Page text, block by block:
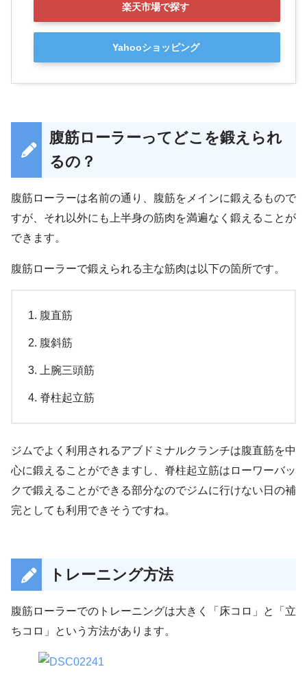
楽天市場で探す
Yahooショッピング
腹筋ローラーってどこを鍛えられ
るの？
腹筋ローラーは名前の通り、腹筋をメインに鍛えるもので
すが、それ以外にも上半身の筋肉を満遍なく鍛えることが
できます。
腹筋ローラーで鍛えられる主な筋肉は以下の箇所です。
腹直筋
腹斜筋
上腕三頭筋
脊柱起立筋
ジムでよく利用されるアブドミナルクランチは腹直筋を中
心に鍛えることができますし、脊柱起立筋はローワーバッ
クで鍛えることができる部分なのでジムに行けない日の補
完としても利用できそうですね。
トレーニング方法
腹筋ローラーでのトレーニングは大きく「床コロ」と「立
ちコロ」という方法があります。